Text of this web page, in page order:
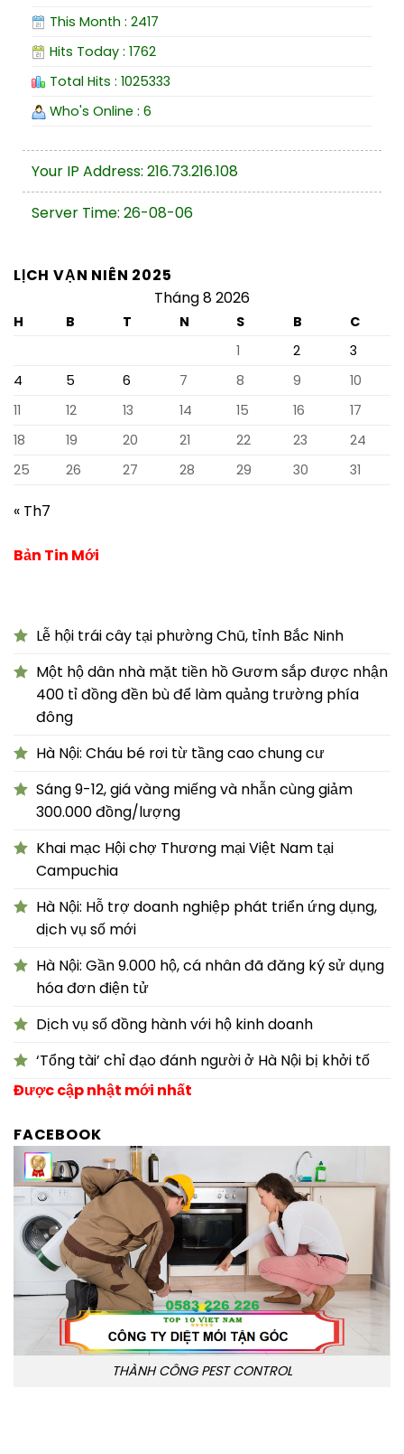
This Month : 2417
Hits Today : 1762
Total Hits : 1025333
Who's Online : 6
Your IP Address: 216.73.216.108
Server Time: 26-08-06
LỊCH VẠN NIÊN 2025
Tháng 8 2026
H B T N S B
C
1
2
3
4
5 6 7 8 9
10
11
12 13 14 15 16
17
18
19 20 21 22 23
24
25
26 27 28 29 30 31
« Th7
Bản Tin Mới
Lễ hội trái cây tại phường Chũ, tỉnh Bắc Ninh
Một hộ dân nhà mặt tiền hồ Gươm sắp được nhận
400 tỉ đồng đền bù để làm quảng trường phía
đông
Hà Nội: Cháu bé rơi từ tầng cao chung cư
Sáng 9-12, giá vàng miếng và nhẫn cùng giảm
300.000 đồng/lượng
Khai mạc Hội chợ Thương mại Việt Nam tại
Campuchia
Hà Nội: Hỗ trợ doanh nghiệp phát triển ứng dụng,
dịch vụ số mới
Hà Nội: Gần 9.000 hộ, cá nhân đã đăng ký sử dụng
hóa đơn điện tử
Dịch vụ số đồng hành với hộ kinh doanh
‘Tổng tài’ chỉ đạo đánh người ở Hà Nội bị khởi tố
Được cập nhật mới nhất
FACEBOOK
THÀNH CÔNG PEST CONTROL